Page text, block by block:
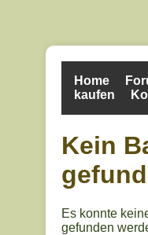
Home
kaufen
Kein
Es konnte
gefunden